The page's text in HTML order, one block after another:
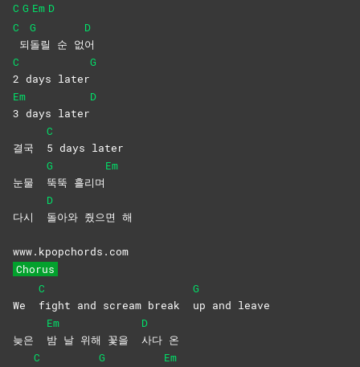
C G Em D
C
되
G
돌릴 순 없
D
어
C
2 days later
G
Em
3 days later
D
결국
C
5 days later
눈물
G
뚝뚝 흘리며
Em
다시
D
돌아와 줬으면 해
www.kpopchords.com
Chorus
We
C
fight and scream break
G
up and leave
늦은
Em
밤 날 위해 꽃을
D
사다 온
C
G
Em